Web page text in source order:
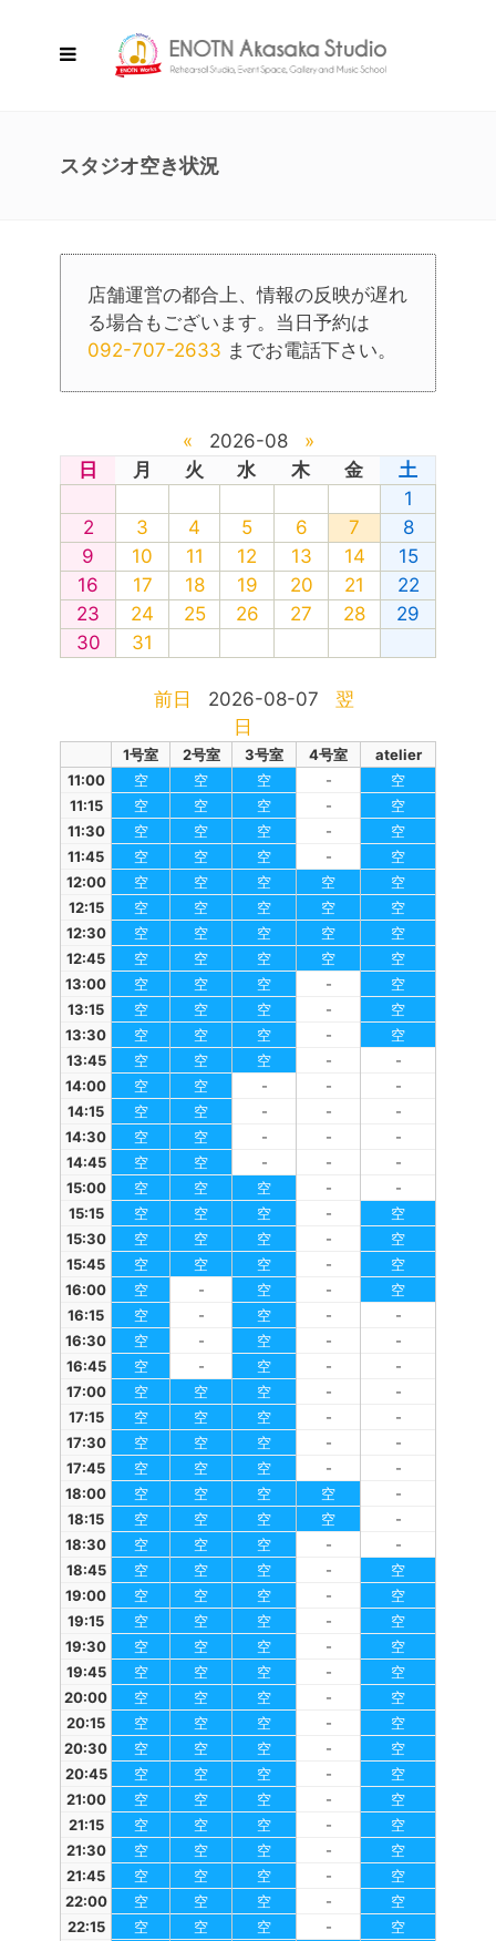
スタジオ空き状況
店舗運営の都合上、情報の反映が遅れ
る場合もございます。当日予約は
092-707-2633 までお電話下さい。
« 2026-08
»
日
月 火 水 木 金
土
1
2
3 4 5 6 7
8
9
10 11 12 13 14
15
16
17 18 19 20 21
22
23
24 25 26 27 28
29
30
31
前日 2026-08-07
翌
日
1号室 2号室 3号室 4号室
atelier
11:00
空 空 空 -
空
11:15
空 空 空 -
空
11:30
空 空 空 -
空
11:45
空 空 空 -
空
12:00
空 空 空 空
空
12:15
空 空 空 空
空
12:30
空 空 空 空
空
12:45
空 空 空 空
空
13:00
空 空 空 -
空
13:15
空 空 空 -
空
13:30
空 空 空 -
空
13:45
空 空 空 -
-
14:00
空 空 - -
-
14:15
空 空 - -
-
14:30
空 空 - -
-
14:45
空 空 - -
-
15:00
空 空 空 -
-
15:15
空 空 空 -
空
15:30
空 空 空 -
空
15:45
空 空 空 -
空
16:00
空 - 空 -
空
16:15
空 - 空 -
-
16:30
空 - 空 -
-
16:45
空 - 空 -
-
17:00
空 空 空 -
-
17:15
空 空 空 -
-
17:30
空 空 空 -
-
17:45
空 空 空 -
-
18:00
空 空 空 空
-
18:15
空 空 空 空
-
18:30
空 空 空 -
-
18:45
空 空 空 -
空
19:00
空 空 空 -
空
19:15
空 空 空 -
空
19:30
空 空 空 -
空
19:45
空 空 空 -
空
20:00
空 空 空 -
空
20:15
空 空 空 -
空
20:30
空 空 空 -
空
20:45
空 空 空 -
空
21:00
空 空 空 -
空
21:15
空 空 空 -
空
21:30
空 空 空 -
空
21:45
空 空 空 -
空
22:00
空 空 空 -
空
22:15
空 空 空 -
空